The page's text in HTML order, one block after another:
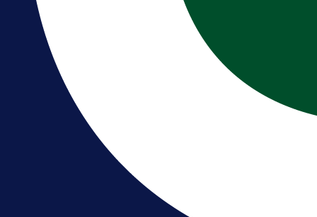
reprezentaciju Njemačke!